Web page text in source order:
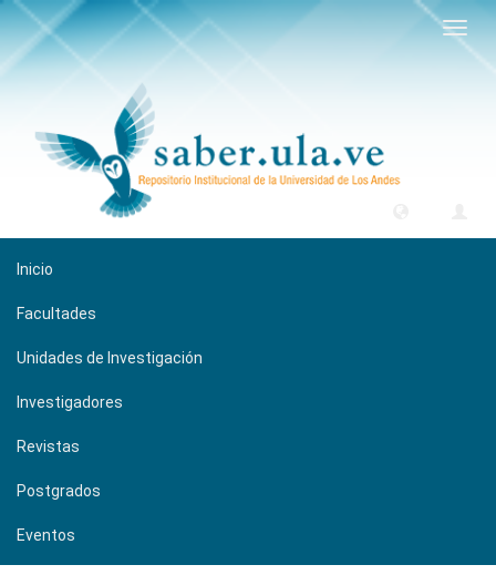
Inicio
Facultades
Unidades de Investigación
Investigadores
Revistas
Postgrados
Eventos